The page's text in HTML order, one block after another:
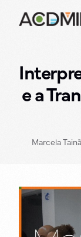
e a
Marcela Tainã